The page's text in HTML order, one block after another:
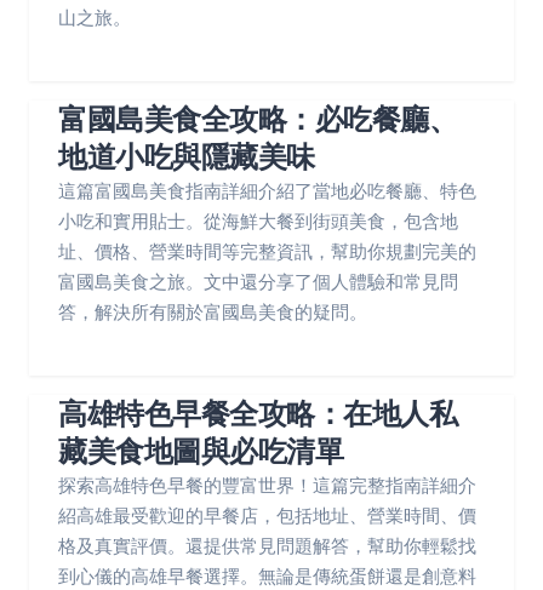
山之旅。
富國島美食全攻略：必吃餐廳、
地道小吃與隱藏美味
這篇富國島美食指南詳細介紹了當地必吃餐廳、特色
小吃和實用貼士。從海鮮大餐到街頭美食，包含地
址、價格、營業時間等完整資訊，幫助你規劃完美的
富國島美食之旅。文中還分享了個人體驗和常見問
答，解決所有關於富國島美食的疑問。
高雄特色早餐全攻略：在地人私
藏美食地圖與必吃清單
探索高雄特色早餐的豐富世界！這篇完整指南詳細介
紹高雄最受歡迎的早餐店，包括地址、營業時間、價
格及真實評價。還提供常見問題解答，幫助你輕鬆找
到心儀的高雄早餐選擇。無論是傳統蛋餅還是創意料